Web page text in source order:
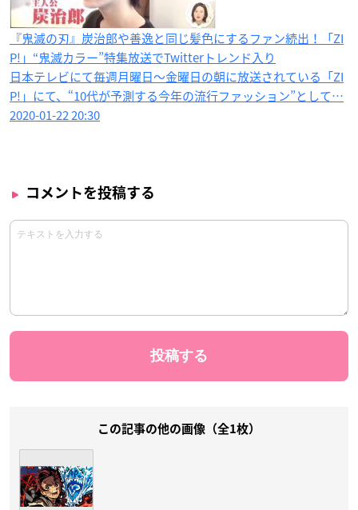
『鬼滅の刃』炭治郎や善逸と同じ髪色にするファン続出！「ZI
P!」“鬼滅カラー”特集放送でTwitterトレンド入り
日本テレビにて毎週月曜日～金曜日の朝に放送されている「ZI
P!」にて、“10代が予測する今年の流行ファッション”として…
2020-01-22 20:30
コメントを投稿する
この記事の他の画像（全1枚）